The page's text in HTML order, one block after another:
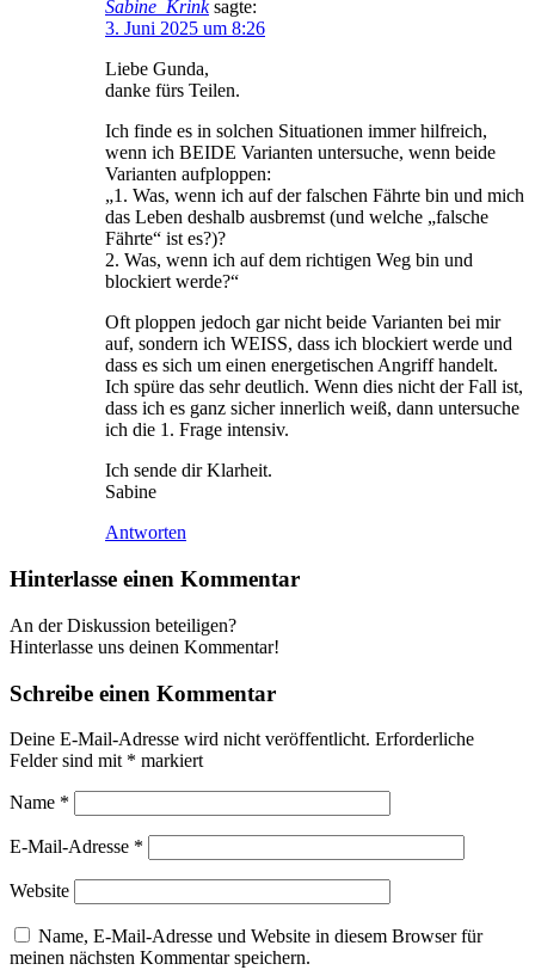
Sabine_Krink sagte:
3. Juni 2025 um 8:26
Liebe Gunda,
danke fürs Teilen.
Ich finde es in solchen Situationen immer hilfreich,
wenn ich BEIDE Varianten untersuche, wenn beide
Varianten aufploppen:
„1. Was, wenn ich auf der falschen Fährte bin und mich
das Leben deshalb ausbremst (und welche „falsche
Fährte“ ist es?)?
2. Was, wenn ich auf dem richtigen Weg bin und
blockiert werde?“
Oft ploppen jedoch gar nicht beide Varianten bei mir
auf, sondern ich WEISS, dass ich blockiert werde und
dass es sich um einen energetischen Angriff handelt.
Ich spüre das sehr deutlich. Wenn dies nicht der Fall ist,
dass ich es ganz sicher innerlich weiß, dann untersuche
ich die 1. Frage intensiv.
Ich sende dir Klarheit.
Sabine
Antworten
Hinterlasse einen Kommentar
An der Diskussion beteiligen?
Hinterlasse uns deinen Kommentar!
Schreibe einen Kommentar
Deine E-Mail-Adresse wird nicht veröffentlicht. Erforderliche
Felder sind mit * markiert
Name *
E-Mail-Adresse *
Website
Name, E-Mail-Adresse und Website in diesem Browser für
meinen nächsten Kommentar speichern.